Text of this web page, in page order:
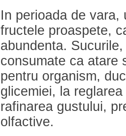
In perioada de vara,
fructele proaspete,
abundenta.
consumate ca atare
pentru organism,
glicemiei, la
rafinarea gustului,
olfactive.